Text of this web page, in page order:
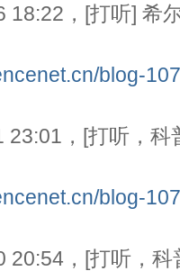
18:22，[打听] 希
blog-
23:01，[打听，
blog-
20:54，[打听，